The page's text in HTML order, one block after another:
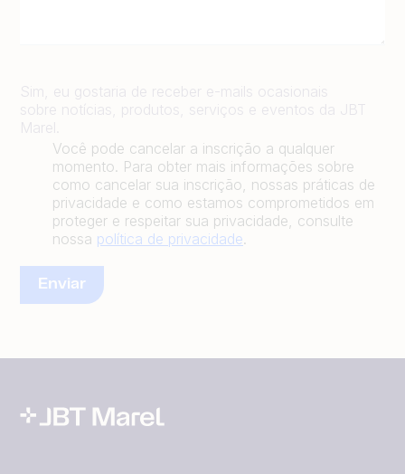
Sim, eu gostaria de receber e-mails ocasionais
sobre notícias, produtos, serviços e eventos da JBT
Marel.
Você pode cancelar a inscrição a qualquer
momento. Para obter mais informações sobre
como cancelar sua inscrição, nossas práticas de
privacidade e como estamos comprometidos em
proteger e respeitar sua privacidade, consulte
nossa política de privacidade.